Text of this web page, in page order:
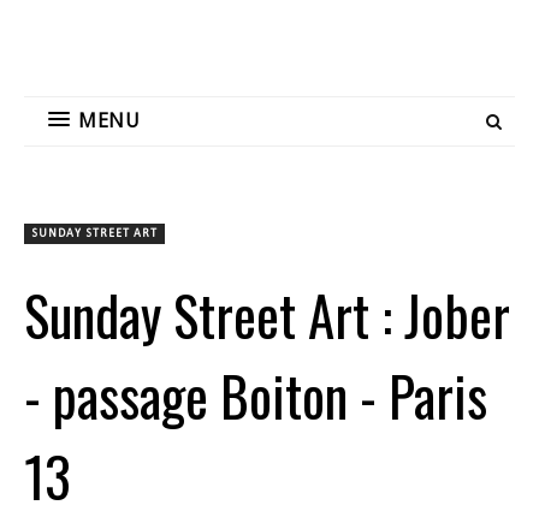
MENU
SUNDAY STREET ART
Sunday Street Art : Jober
- passage Boiton - Paris
13